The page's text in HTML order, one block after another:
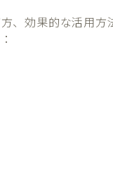
、効果的な活用方